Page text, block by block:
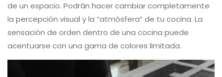
de un espacio. Podrán hacer cambiar completamente
la percepción visual y la “atmósfera” de tu cocina. La
sensación de orden dentro de una cocina puede
acentuarse con una gama de colores limitada.